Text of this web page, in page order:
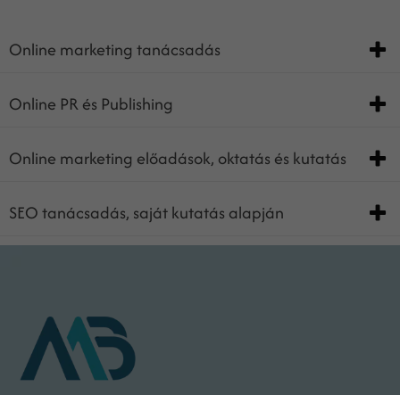
Online marketing tanácsadás
Online PR és Publishing
Online marketing előadások, oktatás és kutatás
SEO tanácsadás, saját kutatás alapján